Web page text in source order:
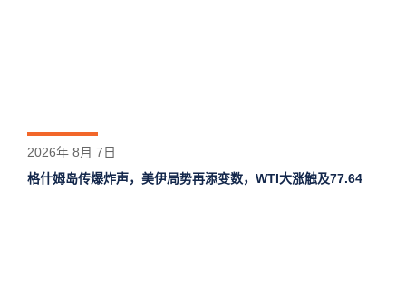
2026年 8月 7日
格什姆岛‌传爆炸声，美伊局势再添变数，WTI大涨触及77.64